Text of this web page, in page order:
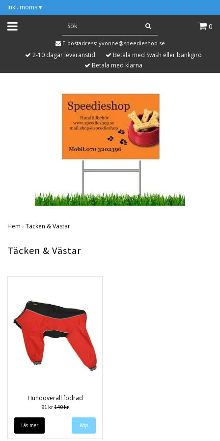
Inkl. moms ▾
0
E-postadress: yvonne@speedieshop.se
2-10 dagar leveranstid
Betala med Swish eller bankgiro
Betala med klarna
Hem › Täcken & Västar
Täcken & Västar
Hundoverall fodrad
91 kr140 kr
Läs mer Köp